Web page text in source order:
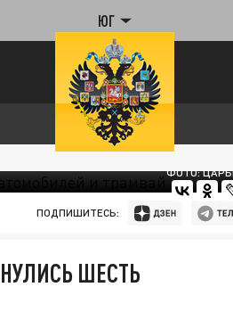
ЮГ
ФОТО:
ПОДПИШИТЕСЬ:
ШЕСТЬ